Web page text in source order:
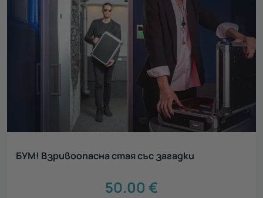
БУМ! Взривоопасна стая със загадки
50.00 €